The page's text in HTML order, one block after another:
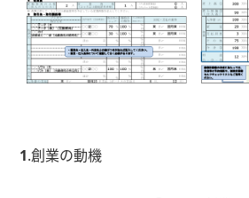
1.創業の動機